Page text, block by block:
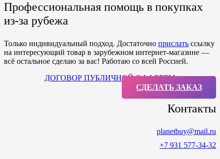
Профессиональная помощь в покупках
из-за рубежа
Только индивидуальный подход. Достаточно прислать ссылку
на интересующий товар в зарубежном интернет-магазине —
всё остальное сделаю за вас! Работаю со всей Россией.
ДОГОВОР ПУБЛИЧНОЙ ОФФЕРТЫ
СДЕЛАТЬ ЗАКАЗ
Контакты
planetbuy@mail.ru
+7 931 577-34-32